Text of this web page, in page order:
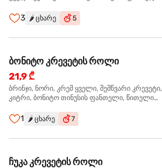
3 🌶️ ცხარე 5
ბონიტო კრევეტის როლი
21,9 ₾
ბრინჯი, ნორი, კრემ ყველი, შემწვარი კრევეტი,
კიტრი, ბონიტო თინუსის ფანთელი, წითელი
1 🌶️ ცხარე 7
ჩუკა კრევეტის როლი